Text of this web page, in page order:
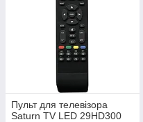
Пульт для телевізора
Saturn TV LED 29HD300